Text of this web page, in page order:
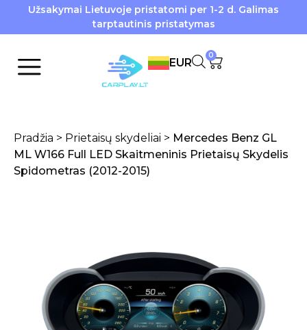
Užsakymai Lietuvoje pristatomi per 1-2 d. Galimas
tarptautinis pristatymas
EUR
0
Pradžia > Prietaisų skydeliai > Mercedes Benz GL
ML W166 Full LED Skaitmeninis Prietaisų Skydelis
Spidometras (2012-2015)